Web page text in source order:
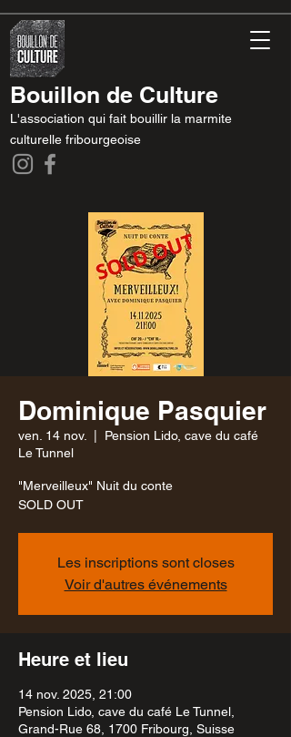
Bouillon de Culture
L'association qui fait bouillir la marmite
culturelle fribourgeoise
Dominique Pasquier
ven. 14 nov.
Pension Lido, cave du café
Le Tunnel
"Merveilleux" Nuit du conte
SOLD OUT
Les inscriptions sont closes
Voir d'autres événements
Heure et lieu
14 nov. 2025, 21:00
Pension Lido, cave du café Le Tunnel,
Grand-Rue 68, 1700 Fribourg, Suisse